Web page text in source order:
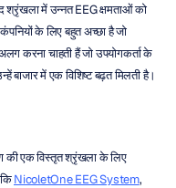
श्रृंखला में उन्नत EEG क्षमताओं को
के लिए बहुत अच्छा है जो
करना चाहती हैं जो उपयोगकर्ता के
बाजार में एक विशिष्ट बढ़त मिलती है।
की एक विस्तृत श्रृंखला के लिए
NicoletOne EEG System,